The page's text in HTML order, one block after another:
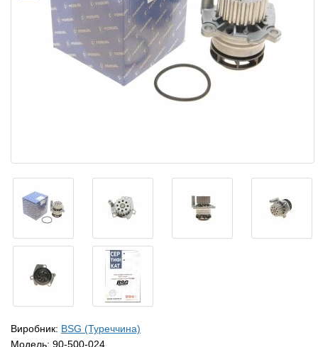
Виробник: BSG (Туреччина)
Модель: 90-500-024